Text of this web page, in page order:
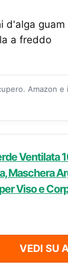
d'alga
a freddo
Amazon
Ventilata
Maschera
Viso e
VEDI SU